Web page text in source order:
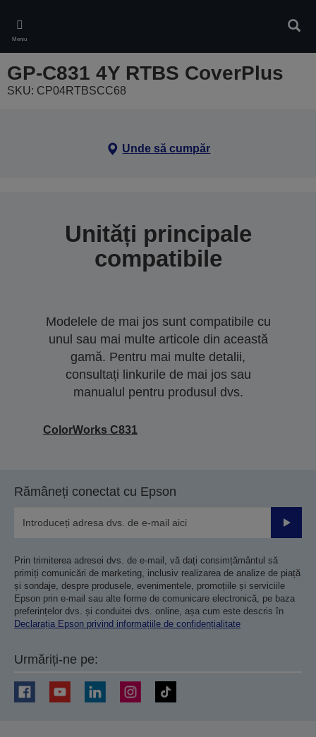
main
content
Meniu
GP-C831 4Y RTBS CoverPlus
SKU: CP04RTBSCC68
Unde să cumpăr
Unități principale
compatibile
Modelele de mai jos sunt compatibile cu
unul sau mai multe articole din această
gamă. Pentru mai multe detalii,
consultați linkurile de mai jos sau
manualul pentru produsul dvs.
ColorWorks C831
Rămâneți conectat cu Epson
Prin trimiterea adresei dvs. de e-mail, vă dați consimțământul să
primiți comunicări de marketing, inclusiv realizarea de analize de piață
și sondaje, despre produsele, evenimentele, promoțiile și serviciile
Epson prin e-mail sau alte forme de comunicare electronică, pe baza
preferințelor dvs. și conduitei dvs. online, așa cum este descris în
Declarația Epson privind informațiile de confidențialitate
Urmăriți-ne pe: